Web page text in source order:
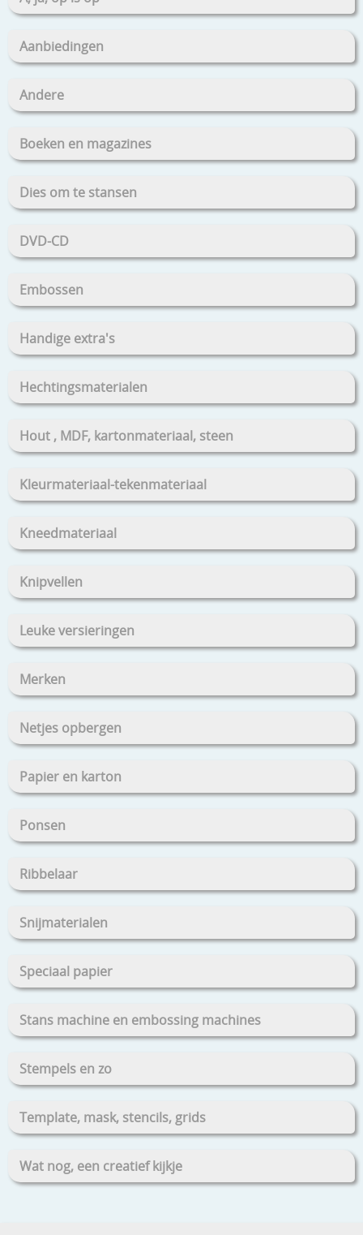
Aanbiedingen
Andere
Boeken en magazines
Dies om te stansen
DVD-CD
Embossen
Handige extra's
Hechtingsmaterialen
Hout , MDF, kartonmateriaal, steen
Kleurmateriaal-tekenmateriaal
Kneedmateriaal
Knipvellen
Leuke versieringen
Merken
Netjes opbergen
Papier en karton
Ponsen
Ribbelaar
Snijmaterialen
Speciaal papier
Stans machine en embossing machines
Stempels en zo
Template, mask, stencils, grids
Wat nog, een creatief kijkje